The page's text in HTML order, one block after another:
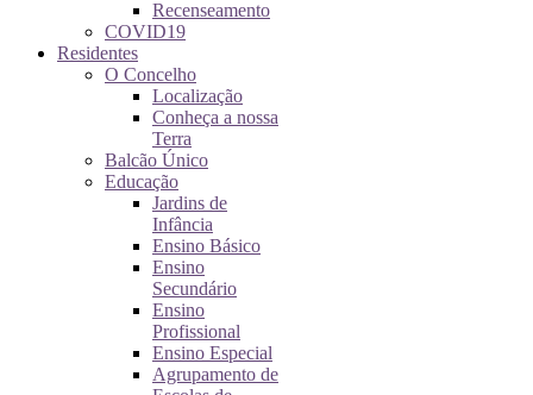
Recenseamento
COVID19
Residentes
O Concelho
Localização
Conheça a nossa
Terra
Balcão Único
Educação
Jardins de
Infância
Ensino Básico
Ensino
Secundário
Ensino
Profissional
Ensino Especial
Agrupamento de